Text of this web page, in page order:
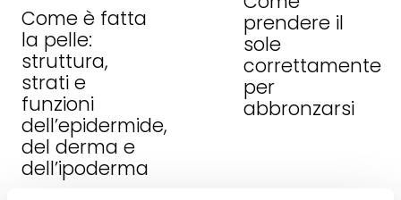
Come è fatta
la pelle:
struttura,
strati e
funzioni
dell’epidermide,
del derma e
dell’ipoderma
prendere il
sole
correttamente
per
abbronzarsi